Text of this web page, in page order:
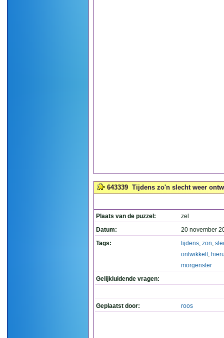
643339 Tijdens zo'n slecht weer
Plaats van de puzzel:
zel
Datum:
20 november
Tags:
tijdens, zon,
ontwikkelt,
morgenster
Gelijkluidende vragen:
Geplaatst door: roos